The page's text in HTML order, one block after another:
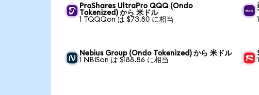
ProShares UltraPro QQQ (Ondo
Tokenized) から 米ドル
1 TQQQon は $73.80 に相当
Nebius Group (Ondo Tokenized) から 米ドル
1 NBISon は $188.86 に相当